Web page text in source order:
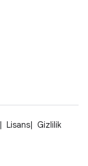
Lisans
Gizlilik